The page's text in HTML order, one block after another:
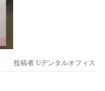
投稿者 Uデンタルオフィス